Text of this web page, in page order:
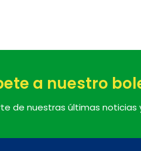
a nuestro
de nuestras últimas noticias